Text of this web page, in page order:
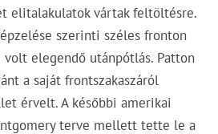
elitalakulatok vártak feltöltésre.
szerinti széles fronton
volt elegendő utánpótlás. Patton
a saját frontszakaszáról
érvelt. A későbbi amerikai
terve mellett tette le a